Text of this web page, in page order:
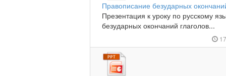
Правописание безударных
Презентация к уроку по русскому
безударных окончаний глаголов...